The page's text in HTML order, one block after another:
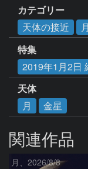
カテゴリー
天体の接近
月
特集
2019年1月2日
天体
月
金星
関連作品
月、2026/8/8